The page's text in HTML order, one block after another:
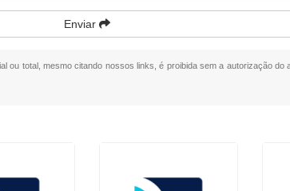
Enviar
ou total, mesmo citando nossos links, é proibida sem a autorização